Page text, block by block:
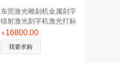
东莞激光雕刻机金属刻字
镭射激光刻字机激光打标
机激光雕刻镭雕机
￥ 16800.00
我要求购